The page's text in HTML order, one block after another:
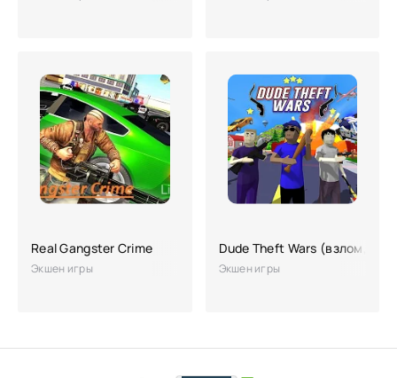
Real Gangster Crime
Экшен игры
Dude Theft Wars (взлом,
Экшен игры